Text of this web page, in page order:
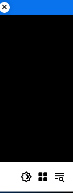
×